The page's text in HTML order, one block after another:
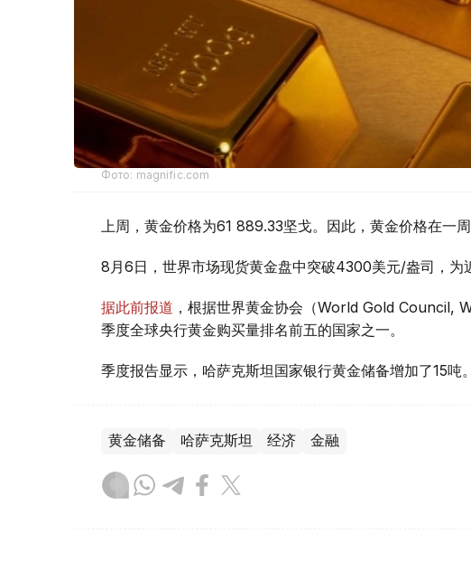
Фото: magnific.com
上周，黄金价格为61 889.33坚戈。因此，黄金价格在一
8月6日，世界市场现货黄金盘中突破4300美元/盎司，为
据此前报道 ，根据世界黄金协会（World Gold Council,
季度全球央行黄金购买量排名前五的国家之一。
季度报告显示，哈萨克斯坦国家银行黄金储备增加了15吨。
黄金储备 哈萨克斯坦 经济 金融